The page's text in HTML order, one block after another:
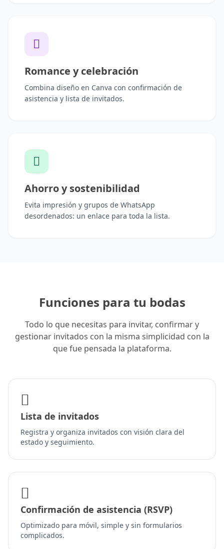
Romance y celebración
Combina diseño en Canva con confirmación de
asistencia y lista de invitados.
Ahorro y sostenibilidad
Evita impresión y grupos de WhatsApp
desordenados: un enlace para toda la lista.
Funciones para tu bodas
Todo lo que necesitas para invitar, confirmar y
gestionar invitados con la misma simplicidad con la
que fue pensada la plataforma.
Lista de invitados
Registra y organiza invitados con visión clara del
estado y seguimiento.
Confirmación de asistencia (RSVP)
Optimizado para móvil, simple y sin formularios
complicados.